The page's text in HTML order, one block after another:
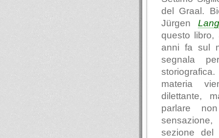
del Graal.
Jürgen
questo libro,
anni fa sul
segnala
materia
dilettante,
parlare
sezione del